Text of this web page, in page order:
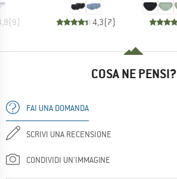
(9) 4,3(7)
COSA NE PENSI?
FAI UNA DOMANDA
SCRIVI UNA RECENSIONE
CONDIVIDI UN'IMMAGINE